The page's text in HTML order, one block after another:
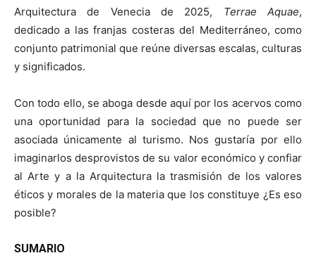
Arquitectura de Venecia de 2025, Terrae Aquae,
dedicado a las franjas costeras del Mediterráneo, como
conjunto patrimonial que reúne diversas escalas, culturas
y significados.
Con todo ello, se aboga desde aquí por los acervos como
una oportunidad para la sociedad que no puede ser
asociada únicamente al turismo. Nos gustaría por ello
imaginarlos desprovistos de su valor económico y confiar
al Arte y a la Arquitectura la trasmisión de los valores
éticos y morales de la materia que los constituye ¿Es eso
posible?
SUMARIO